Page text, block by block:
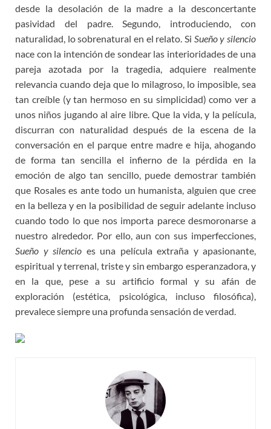
desde la desolación de la madre a la desconcertante
pasividad del padre. Segundo, introduciendo, con
naturalidad, lo sobrenatural en el relato. Si Sueño y silencio
nace con la intención de sondear las interioridades de una
pareja azotada por la tragedia, adquiere realmente
relevancia cuando deja que lo milagroso, lo imposible, sea
tan creíble (y tan hermoso en su simplicidad) como ver a
unos niños jugando al aire libre. Que la vida, y la película,
discurran con naturalidad después de la escena de la
conversación en el parque entre madre e hija, ahogando
de forma tan sencilla el infierno de la pérdida en la
emoción de algo tan sencillo, puede demostrar también
que Rosales es ante todo un humanista, alguien que cree
en la belleza y en la posibilidad de seguir adelante incluso
cuando todo lo que nos importa parece desmoronarse a
nuestro alrededor. Por ello, aun con sus imperfecciones,
Sueño y silencio es una película extraña y apasionante,
espiritual y terrenal, triste y sin embargo esperanzadora, y
en la que, pese a su artificio formal y su afán de
exploración (estética, psicológica, incluso filosófica),
prevalece siempre una profunda sensación de verdad.